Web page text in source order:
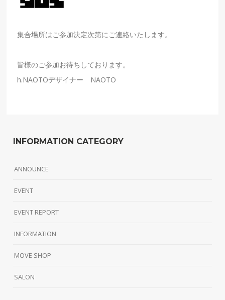
集合場所はご参加決定次第にご連絡いたします。
皆様のご参加お待ちしております。
h.NAOTOデザイナー NAOTO
INFORMATION CATEGORY
ANNOUNCE
EVENT
EVENT REPORT
INFORMATION
MOVE SHOP
SALON